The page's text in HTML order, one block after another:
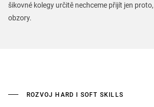
šikovné kolegy určitě nechceme přijít jen
obzory.
ROZVOJ HARD I SOFT SKILLS